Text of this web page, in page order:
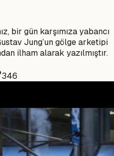
bir gün karşımıza yabancı
Jung’un gölge arketipi
ilham alarak yazılmıştır.
346